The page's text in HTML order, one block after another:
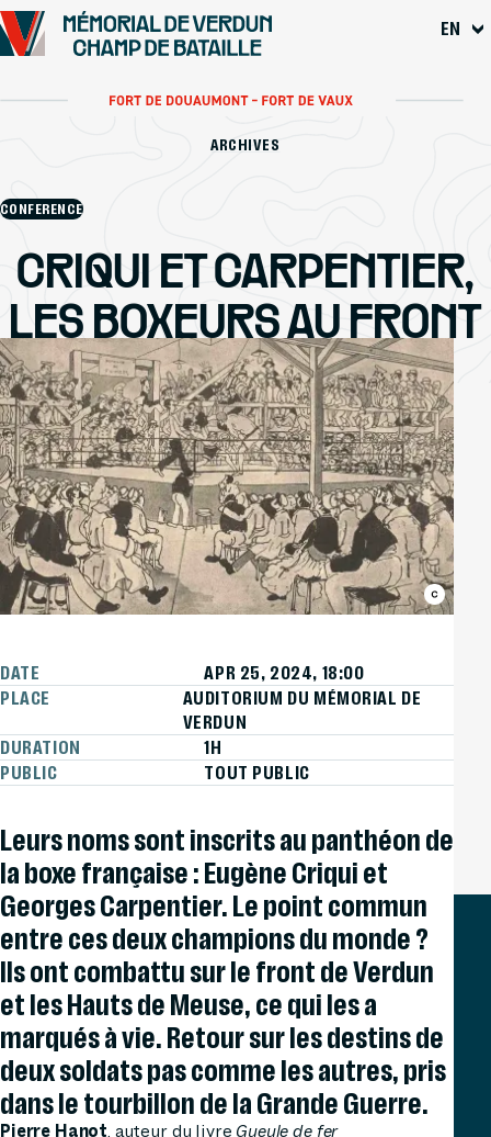
Go to
Main content
Footer
EN
ARCHIVES
CONFERENCE
CRIQUI ET CARPENTIER,
LES BOXEURS AU FRONT
DATE
APR 25, 2024, 18:00
PLACE
AUDITORIUM DU MÉMORIAL DE
VERDUN
DURATION
1H
PUBLIC
TOUT PUBLIC
Leurs noms sont inscrits au panthéon de
la boxe française : Eugène Criqui et
Georges Carpentier. Le point commun
entre ces deux champions du monde ?
Ils ont combattu sur le front de Verdun
et les Hauts de Meuse, ce qui les a
marqués à vie. Retour sur les destins de
deux soldats pas comme les autres, pris
dans le tourbillon de la Grande Guerre.
Pierre Hanot, auteur du livre Gueule de fer